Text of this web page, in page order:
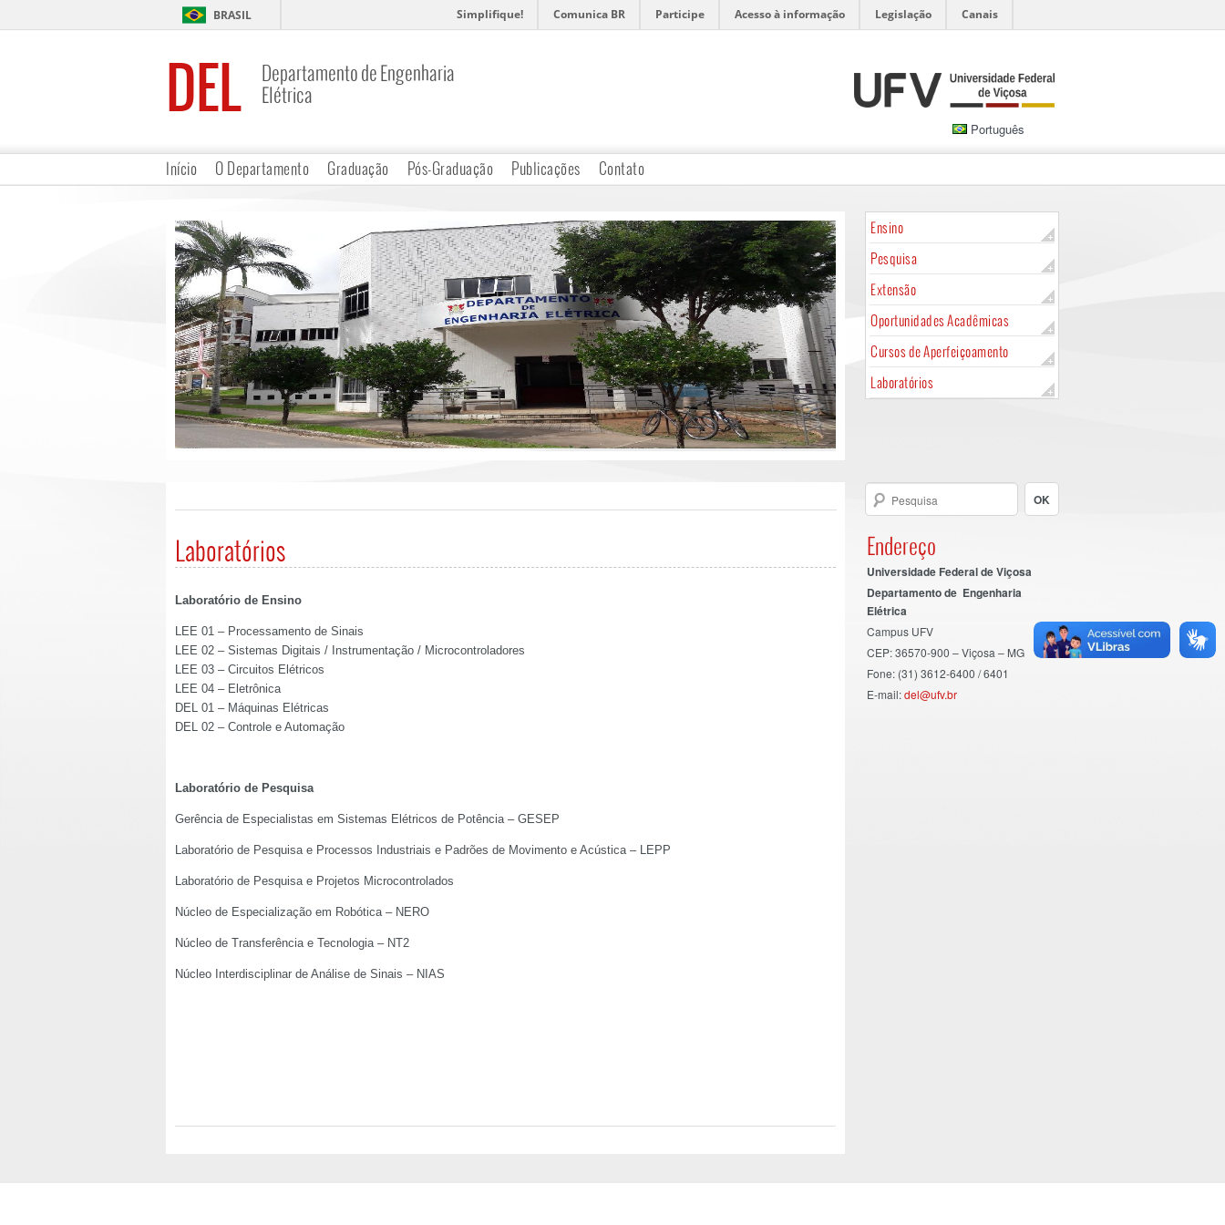
BRASIL Simplifique! Comunica BR Participe Acesso à informação Legislação Canais
DEL
Departamento de Engenharia
Elétrica
Português
Início O Departamento Graduação Pós-Graduação Publicações Contato
Ensino
Pesquisa
Extensão
Oportunidades Acadêmicas
Cursos de Aperfeiçoamento
Laboratórios
Endereço
Universidade Federal de Viçosa
Departamento de Engenharia
Elétrica
Campus UFV
CEP: 36570-900 – Viçosa – MG
Fone: (31) 3612-6400 / 6401
E-mail:del@ufv.br
Laboratórios
Laboratório de Ensino
LEE 01 – Processamento de Sinais
LEE 02 – Sistemas Digitais / Instrumentação / Microcontroladores
LEE 03 – Circuitos Elétricos
LEE 04 – Eletrônica
DEL 01 – Máquinas Elétricas
DEL 02 – Controle e Automação
Laboratório de Pesquisa
Gerência de Especialistas em Sistemas Elétricos de Potência – GESEP
Laboratório de Pesquisa e Processos Industriais e Padrões de Movimento e Acústica – LEPP
Laboratório de Pesquisa e Projetos Microcontrolados
Núcleo de Especialização em Robótica – NERO
Núcleo de Transferência e Tecnologia – NT2
Núcleo Interdisciplinar de Análise de Sinais – NIAS